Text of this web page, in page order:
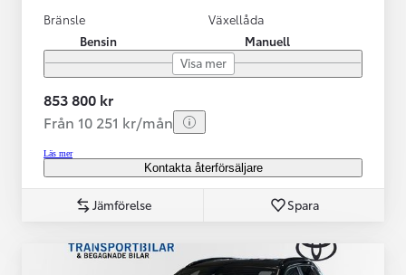
Bränsle
Bensin
Växellåda
Manuell
Visa mer
853 800 kr
Från 10 251 kr/mån
Läs mer
Kontakta återförsäljare
Jämförelse Spara